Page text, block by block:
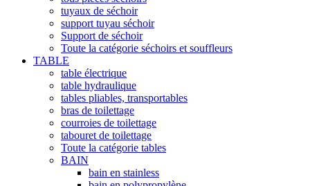
tuyaux de séchoir
support tuyau séchoir
Support de séchoir
Toute la catégorie séchoirs et souffleurs
TABLE
table électrique
table hydraulique
tables pliables, transportables
bras de toilettage
courroies de toilettage
tabouret de toilettage
Toute la catégorie tables
BAIN
bain en stainless